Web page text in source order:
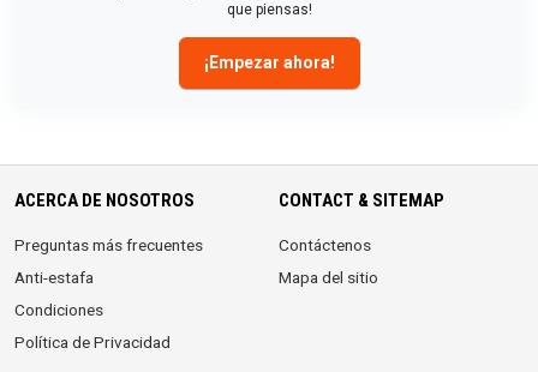
que piensas!
¡Empezar ahora!
ACERCA DE NOSOTROS
Preguntas más frecuentes
Anti-estafa
Condiciones
Política de Privacidad
CONTACT & SITEMAP
Contáctenos
Mapa del sitio